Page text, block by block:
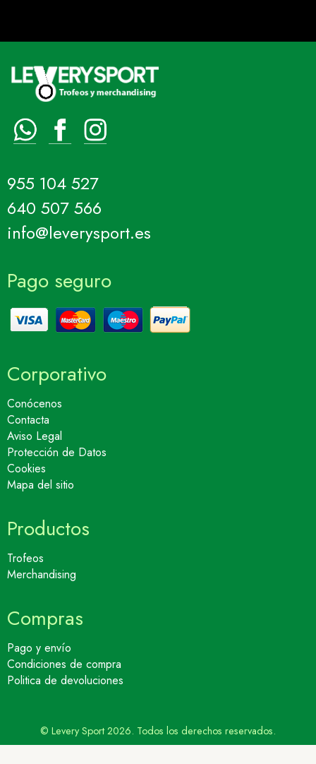
955 104 527
640 507 566
info@leverysport.es
Pago seguro
Corporativo
Conócenos
Contacta
Aviso Legal
Protección de Datos
Cookies
Mapa del sitio
Productos
Trofeos
Merchandising
Compras
Pago y envío
Condiciones de compra
Politica de devoluciones
© Levery Sport 2026. Todos los derechos reservados.